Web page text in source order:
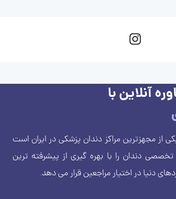
آنلاین با
از مجهزترین مراکز دندان پزشکی در ایران است
دندان را با بهره گیری از پیشرفته ترین
دنیا در اختیار مراجعین قرار می دهد.